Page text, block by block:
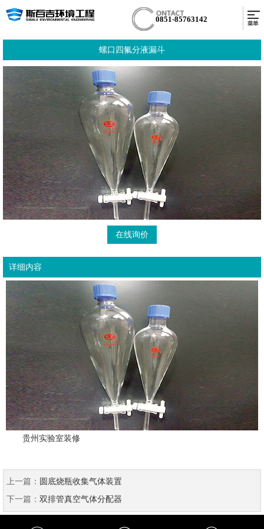
0851-85763142
螺口四氟分液漏斗
在线询价
详细内容
贵州实验室装修
上一篇： 圆底烧瓶收集气体装置
下一篇： 双排管真空气体分配器